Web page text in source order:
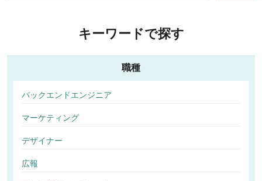
キーワードで探す
職種
バックエンドエンジニア
マーケティング
デザイナー
広報